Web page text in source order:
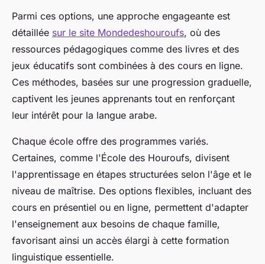
Parmi ces options, une approche engageante est
détaillée sur le site Mondedeshouroufs, où des
ressources pédagogiques comme des livres et des
jeux éducatifs sont combinées à des cours en ligne.
Ces méthodes, basées sur une progression graduelle,
captivent les jeunes apprenants tout en renforçant
leur intérêt pour la langue arabe.
Chaque école offre des programmes variés.
Certaines, comme l'École des Houroufs, divisent
l'apprentissage en étapes structurées selon l'âge et le
niveau de maîtrise. Des options flexibles, incluant des
cours en présentiel ou en ligne, permettent d'adapter
l'enseignement aux besoins de chaque famille,
favorisant ainsi un accès élargi à cette formation
linguistique essentielle.